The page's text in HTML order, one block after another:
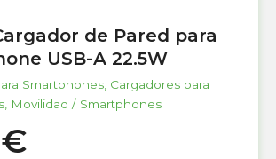
de Pared para
USB-A 22.5W
Smartphones, Cargadores para
, Movilidad / Smartphones
€